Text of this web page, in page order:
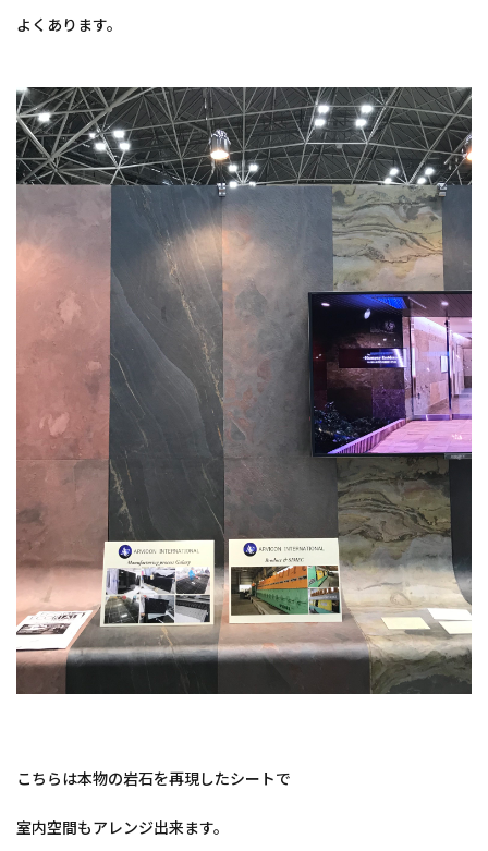
よくあります。
こちらは本物の岩石を再現したシートで
室内空間もアレンジ出来ます。